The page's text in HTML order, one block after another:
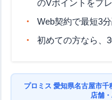
のVポイントをプ
Web契約で最短3
初めての方なら、
プロミス 愛知県名古屋市千
店舗